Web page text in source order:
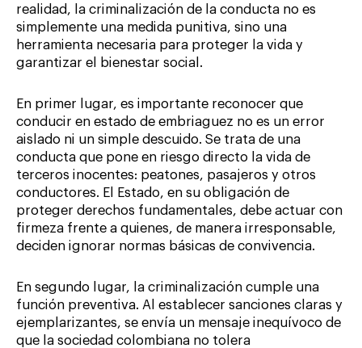
realidad, la criminalización de la conducta no es
simplemente una medida punitiva, sino una
herramienta necesaria para proteger la vida y
garantizar el bienestar social.
En primer lugar, es importante reconocer que
conducir en estado de embriaguez no es un error
aislado ni un simple descuido. Se trata de una
conducta que pone en riesgo directo la vida de
terceros inocentes: peatones, pasajeros y otros
conductores. El Estado, en su obligación de
proteger derechos fundamentales, debe actuar con
firmeza frente a quienes, de manera irresponsable,
deciden ignorar normas básicas de convivencia.
En segundo lugar, la criminalización cumple una
función preventiva. Al establecer sanciones claras y
ejemplarizantes, se envía un mensaje inequívoco de
que la sociedad colombiana no tolera